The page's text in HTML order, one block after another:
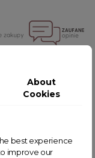
LIKE
About
Cookies
best experience
improve our